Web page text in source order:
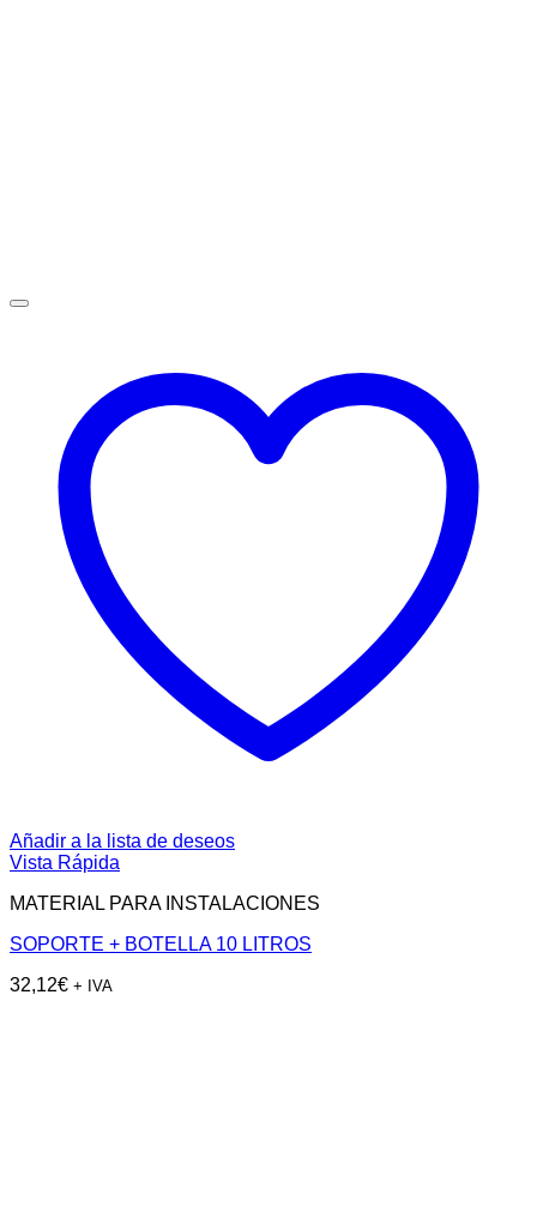
Añadir a la lista de deseos
Vista Rápida
MATERIAL PARA INSTALACIONES
SOPORTE + BOTELLA 10 LITROS
32,12€ + IVA